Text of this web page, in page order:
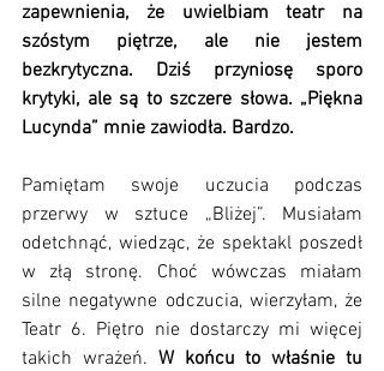
zapewnienia, że uwielbiam teatr na
szóstym piętrze, ale nie jestem
bezkrytyczna. Dziś przyniosę sporo
krytyki, ale są to szczere słowa. „Piękna
Lucynda” mnie zawiodła. Bardzo.
Pamiętam swoje uczucia podczas
przerwy w sztuce „Bliżej”. Musiałam
odetchnąć, wiedząc, że spektakl poszedł
w złą stronę. Choć wówczas miałam
silne negatywne odczucia, wierzyłam, że
Teatr 6. Piętro nie dostarczy mi więcej
takich wrażeń. W końcu to właśnie tu